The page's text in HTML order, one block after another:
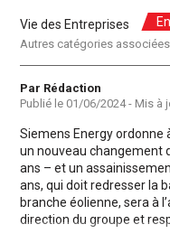
Vie des Entreprises
Autres catégories associées
Auteur
Par Rédaction
Publié le 01/06/2024- Mis à
Siemens Energy ordonne
un nouveau changement
ans – et un
ans, qui doit redresser la
branche éolienne, sera à
direction du groupe et